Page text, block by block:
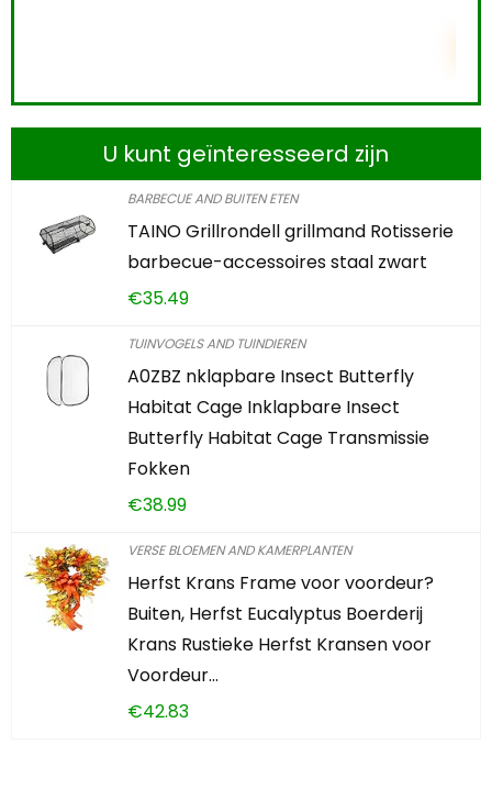
U kunt geïnteresseerd zijn
BARBECUE AND BUITEN ETEN
TAINO Grillrondell grillmand Rotisserie
barbecue-accessoires staal zwart
€35.49
TUINVOGELS AND TUINDIEREN
A0ZBZ nklapbare Insect Butterfly
Habitat Cage Inklapbare Insect
Butterfly Habitat Cage Transmissie
Fokken
€38.99
VERSE BLOEMEN AND KAMERPLANTEN
Herfst Krans Frame voor voordeur?
Buiten, Herfst Eucalyptus Boerderij
Krans Rustieke Herfst Kransen voor
Voordeur…
€42.83